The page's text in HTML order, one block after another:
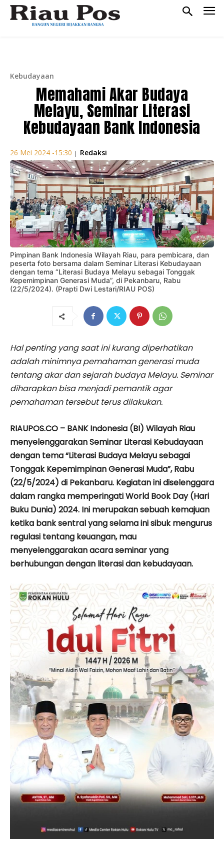
Kebudayaan
Memahami Akar Budaya
Melayu, Seminar Literasi
Kebudayaan Bank Indonesia
26 Mei 2024 -15:30 | Redaksi
Pimpinan Bank Indonesia Wilayah Riau, para pembicara, dan
peserta foto bersama dalam Seminar Literasi Kebudayaan
dengan tema “Literasi Budaya Melayu sebagai Tonggak
Kepemimpinan Generasi Muda”, di Pekanbaru, Rabu
(22/5/2024). (Prapti Dwi Lestari/RIAU POS)
Hal penting yang saat ini kurang diperhatikan
adalah minimnya pemahaman generasi muda
tentang akar dan sejarah budaya Melayu. Seminar
diharapkan bisa menjadi pemantik agar
pemahaman tersebut terus dilakukan.
RIAUPOS.CO – BANK Indonesia (BI) Wilayah Riau
menyelenggarakan Seminar Literasi Kebudayaan
dengan tema “Literasi Budaya Melayu sebagai
Tonggak Kepemimpinan Generasi Muda”, Rabu
(22/5/2024) di Pekanbaru. Kegiatan ini diselenggara
dalam rangka memperingati World Book Day (Hari
Buku Dunia) 2024. Ini merupakan sebuah kemajuan
ketika bank sentral yang selama ini sibuk mengurus
regulasi tentang keuangan, mau
menyelenggarakan acara seminar yang
berhubungan dengan literasi dan kebudayaan.